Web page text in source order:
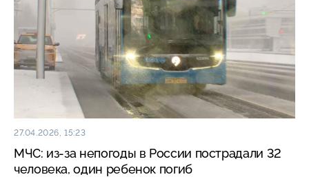
27.04.2026, 15:23
МЧС: из-за непогоды в России пострадали 32
человека, один ребенок погиб